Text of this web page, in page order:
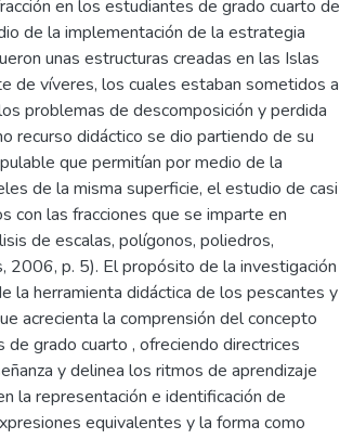
en los estudiantes de grado cuarto de
de la implementación de la estrategia
unas estructuras creadas en las Islas
de víveres, los cuales estaban sometidos a
problemas de descomposición y perdida
recurso didáctico se dio partiendo de su
que permitían por medio de la
de la misma superficie, el estudio de casi
con las fracciones que se imparte en
de escalas, polígonos, poliedros,
2006, p. 5). El propósito de la investigación
la herramienta didáctica de los pescantes y
acrecienta la comprensión del concepto
grado cuarto , ofreciendo directrices
y delinea los ritmos de aprendizaje
la representación e identificación de
equivalentes y la forma como